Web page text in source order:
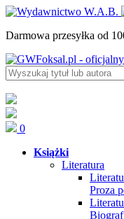
Darmowa przesyłka od
0
Książki
Literatura
Proza